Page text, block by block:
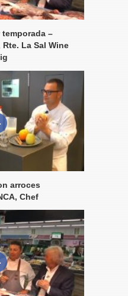
temporada –
Rte. La Sal Wine
arroces
Chef